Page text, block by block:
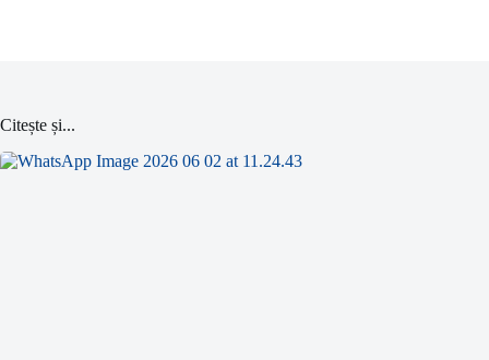
Citește și...